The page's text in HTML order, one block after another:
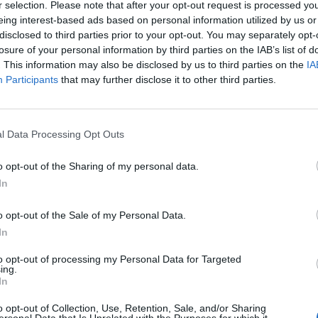
selection. Please note that after your opt-out request is processed
interest-based ads based on personal information utilized by us
to third parties prior to your opt-out. You may separately
of your personal information by third parties on the IAB’s list of
This information may also be disclosed by us to third parties on the
Participants that may further disclose it to other third parties.
Data Processing Opt Outs
opt-out of the Sharing of my personal data.
opt-out of the Sale of my Personal Data.
opt-out of processing my Personal Data for Targeted
opt-out of Collection, Use, Retention, Sale, and/or Sharing
irregolare e del caporalato, con
alla specifica normativa e ai connessi
e tributari, rientra tra gli impegni
Guardia di Finanza nell'ambito del «Patto
«È giusto che i verificatori facciano
bisogna stare alle regole - sottolinea il
Confcommercio Cesare Pambianchi
concorrenza sleale si riversa su tutta
che comunque non deve essere
come tale. Per quanto riguarda il lavoro
anche noi alcuni episodi
agroalimentare di Roma all'inizio
debellarlo, però, è necessario frenare
clandestina, regolarizzare, per quanto
sta in Italia e già lavora e portare il più
del fenomeno».
Rudy Giuliani a Come States?
Trump, Meloni e la strategia
americana